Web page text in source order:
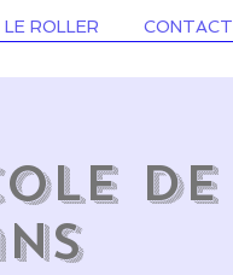
LE ROLLER CONTACT
de